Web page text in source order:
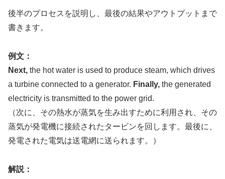
後半のプロセスを説明し、最後の結果やアウトプットまで
書きます。
例文：
Next, the hot water is used to produce steam, which drives
a turbine connected to a generator. Finally, the generated
electricity is transmitted to the power grid.
（次に、その熱水が蒸気を生み出すために利用され、その
蒸気が発電機に接続されたタービンを回します。最後に、
発電された電気は送電網に送られます。）
解説：